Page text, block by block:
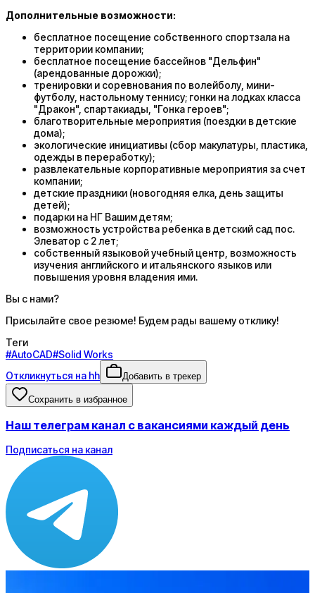
Дополнительные возможности:
бесплатное посещение собственного спортзала на
территории компании;
бесплатное посещение бассейнов "Дельфин"
(арендованные дорожки);
тренировки и соревнования по волейболу, мини-
футболу, настольному теннису; гонки на лодках класса
"Дракон", спартакиады, "Гонка героев";
благотворительные мероприятия (поездки в детские
дома);
экологические инициативы (сбор макулатуры, пластика,
одежды в переработку);
развлекательные корпоративные мероприятия за счет
компании;
детские праздники (новогодняя елка, день защиты
детей);
подарки на НГ Вашим детям;
возможность устройства ребенка в детский сад пос.
Элеватор с 2 лет;
собственный языковой учебный центр, возможность
изучения английского и итальянского языков или
повышения уровня владения ими.
Вы с нами?
Присылайте свое резюме! Будем рады вашему отклику!
Теги
#AutoCAD#Solid Works
Откликнуться на hh
Добавить в трекер
Сохранить в избранное
Наш телеграм канал с вакансиями каждый день
Подписаться на канал